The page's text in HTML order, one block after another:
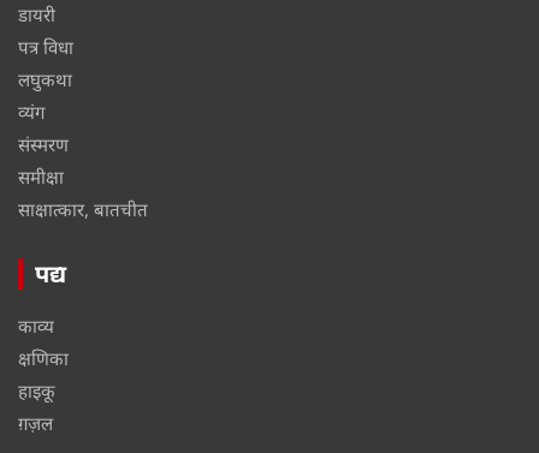
डायरी
पत्र विधा
लघुकथा
व्यंग
संस्मरण
समीक्षा
साक्षात्कार, बातचीत
पद्य
काव्य
क्षणिका
हाइकू
ग़ज़ल